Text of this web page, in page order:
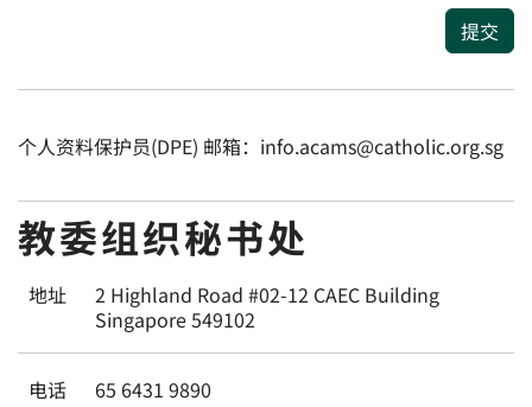
提交
个人资料保护员(DPE) 邮箱：info.acams@catholic.org.sg
教委组织秘书处
地址
2 Highland Road #02-12 CAEC Building
Singapore 549102
电话 65 6431 9890